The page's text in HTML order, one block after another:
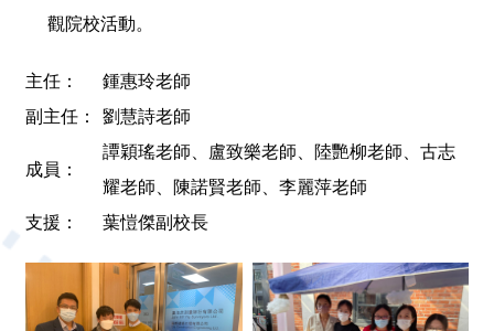
觀院校活動。
主任：
鍾惠玲老師
副主任：
劉慧詩老師
成員：
譚穎瑤老師、盧致樂老師、陸艷柳老師、古志
耀老師、陳諾賢老師、李麗萍老師
支援：
葉愷傑副校長